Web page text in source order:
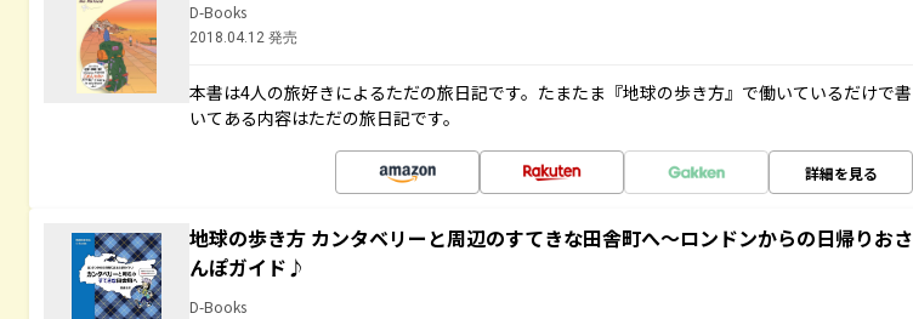
D-Books
2018.04.12 発売
本書は4人の旅好きによるただの旅日記です。たまたま『地球の歩き方』で働いているだけで書
いてある内容はただの旅日記です。
詳細を見る
地球の歩き方 カンタベリーと周辺のすてきな田舎町へ～ロンドンからの日帰りおさ
んぽガイド♪
D-Books